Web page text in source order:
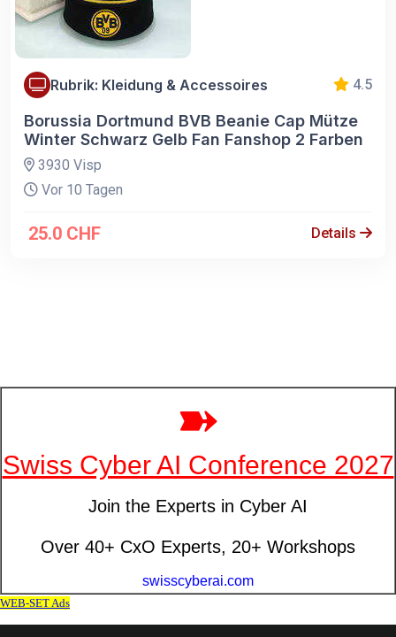
Rubrik: Kleidung & Accessoires 4.5
Borussia Dortmund BVB Beanie Cap Mütze
Winter Schwarz Gelb Fan Fanshop 2 Farben
3930 Visp
Vor 10 Tagen
25.0 CHF Details